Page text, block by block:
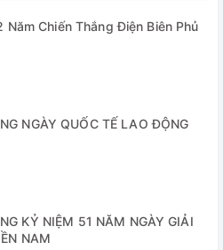
số dụng cụ dùng trong nghiên
các cảm biến tích hợp điều
lập trình
trình theo mong muốn
toàn cho người sử dụng trong
không hoàn thành chu trình khử
Năm Chiến Thắng Điện Biên Phủ
NGÀY QUỐC TẾ LAO ĐỘNG
KỶ NIỆM 51 NĂM NGÀY GIẢI
NAM